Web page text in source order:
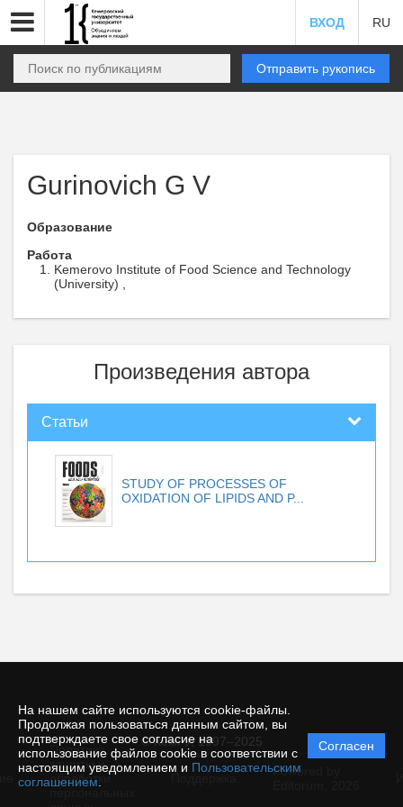
На нашем сайте используются cookie-файлы.
Продолжая пользоваться данным сайтом, вы
подтверждаете свое согласие на
использование файлов cookie в соответствии с
настоящим уведомлением и Пользовательским
соглашением
Согласен
ВХОД RU
Отправить рукопись
Gurinovich G V
Образование
Работа
Kemerovo Institute of Food Science and Technology
(University) ,
Произведения автора
Статьи
STUDY OF PROCESSES OF
OXIDATION OF LIPIDS AND P...
© КемГУ, 1997–2025
Политика
защиты и
обработки
Powered by